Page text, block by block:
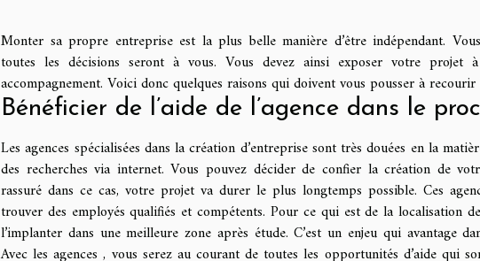
Monter sa propre entreprise est la plus belle manière d’être indépendant.
toutes les décisions seront à vous. Vous devez ainsi exposer votre projet
accompagnement. Voici donc quelques raisons qui doivent vous pousser à recourir
Bénéficier de l’aide de l’agence dans le
Les agences spécialisées dans la création d’entreprise sont très douées en la
des recherches via internet. Vous pouvez décider de confier la création de
rassuré dans ce cas, votre projet va durer le plus longtemps possible. Ces
trouver des employés qualifiés et compétents. Pour ce qui est de la localisation
l’implanter dans une meilleure zone après étude. C’est un enjeu qui avantage
Avec les agences , vous serez au courant de toutes les opportunités d’aide qui